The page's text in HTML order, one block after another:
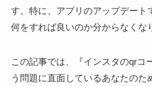
す。特に、アプリのアップデート
何をすれば良いのか分からなくな
この記事では、『インスタのqrコ
う問題に直面しているあなたのた